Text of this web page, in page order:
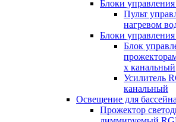
Блоки
Пульт
нагревом
Блоки
Блок
х канальный
Усилитель
канальный
Освещение для
Прожектор